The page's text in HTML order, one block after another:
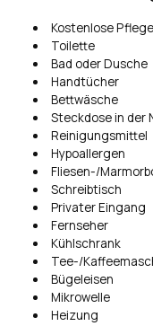
Kostenlose
Toilette
Bad oder Dusche
Handtücher
Bettwäsche
Steckdose in der
Reinigungsmittel
Hypoallergen
Fliesen-/
Schreibtisch
Privater Eingang
Fernseher
Kühlschrank
Tee-/
Bügeleisen
Mikrowelle
Heizung